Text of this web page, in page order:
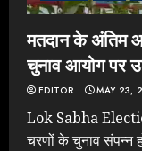
मतदान के अंतिम
चुनाव आयोग पर
EDITOR MAY 23,
Lok Sabha
चरणों के चुनाव संपन्न